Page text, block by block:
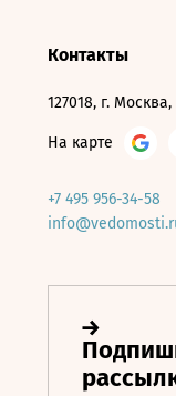
Контакты
127018, г.
На карте
+7 495 956-34-58